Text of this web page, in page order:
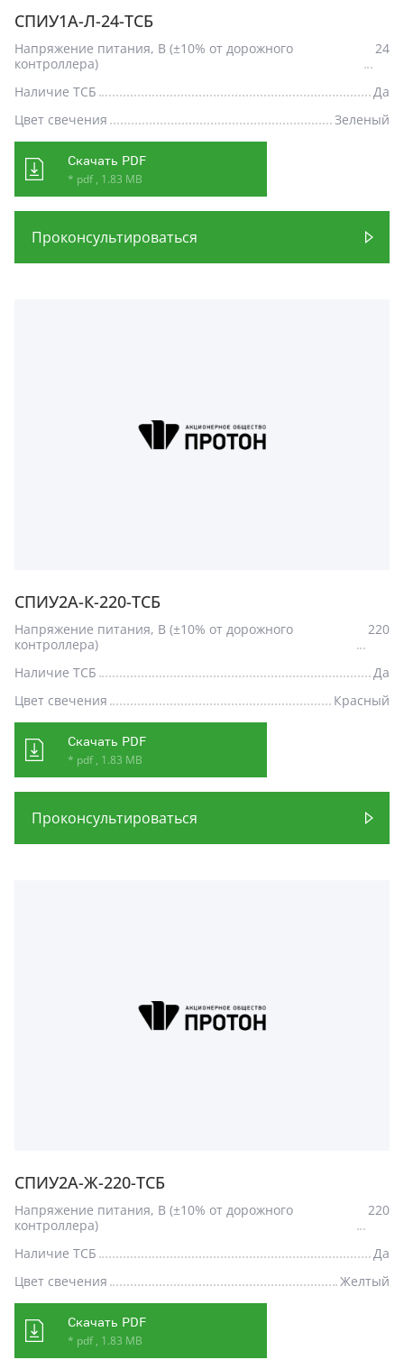
СПИУ1А-Л-24-ТСБ
Напряжение питания, В (±10% от дорожного
контроллера)
24
Наличие ТСБ
Да
Цвет свечения
Зеленый
Скачать PDF
* pdf , 1.83 MB
Проконсультироваться
СПИУ2А-К-220-ТСБ
Напряжение питания, В (±10% от дорожного
контроллера)
220
Наличие ТСБ
Да
Цвет свечения
Красный
Скачать PDF
* pdf , 1.83 MB
Проконсультироваться
СПИУ2А-Ж-220-ТСБ
Напряжение питания, В (±10% от дорожного
контроллера)
220
Наличие ТСБ
Да
Цвет свечения
Желтый
Скачать PDF
* pdf , 1.83 MB